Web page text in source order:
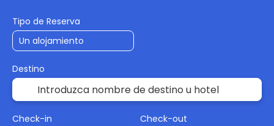
Tipo de Reserva
Destino
Check-in Check-out